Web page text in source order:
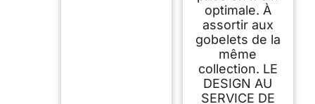
optimale. À
assortir aux
gobelets de la
même
collection. LE
DESIGN AU
SERVICE DE